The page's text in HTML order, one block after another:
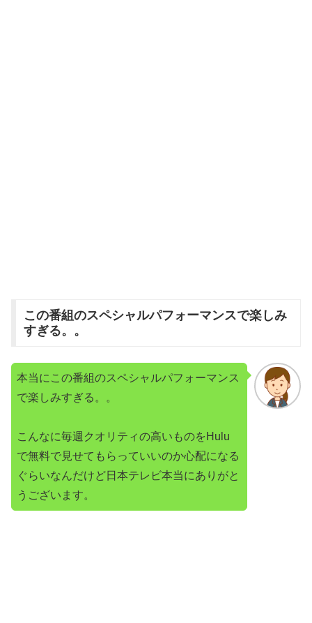
この番組のスペシャルパフォーマンスで楽しみ
すぎる。。
本当にこの番組のスペシャルパフォーマンス
で楽しみすぎる。。
こんなに毎週クオリティの高いものをHulu
で無料で見せてもらっていいのか心配になる
ぐらいなんだけど日本テレビ本当にありがと
うございます。